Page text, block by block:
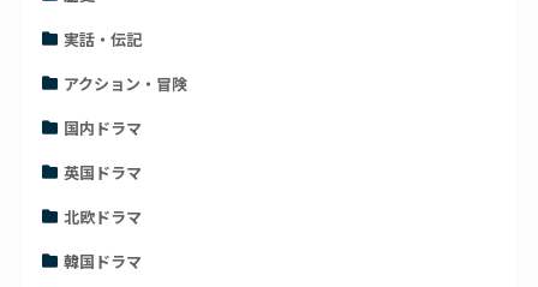
実話・伝記
アクション・冒険
国内ドラマ
英国ドラマ
北欧ドラマ
韓国ドラマ